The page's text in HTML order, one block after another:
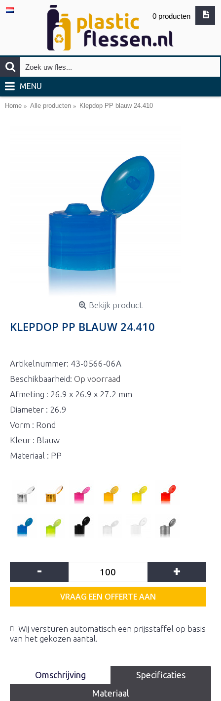
0 producten
MENU
Home Alle producten Klepdop PP blauw 24.410
Bekijk product
KLEPDOP PP BLAUW 24.410
Artikelnummer: 43-0566-06A
Beschikbaarheid: Op voorraad
Afmeting : 26.9 x 26.9 x 27.2 mm
Diameter : 26.9
Vorm : Rond
Kleur : Blauw
Materiaal : PP
- +
VRAAG EEN OFFERTE AAN
Wij versturen automatisch een prijsstaffel op basis
van het gekozen aantal.
Omschrijving
Specificaties
Materiaal